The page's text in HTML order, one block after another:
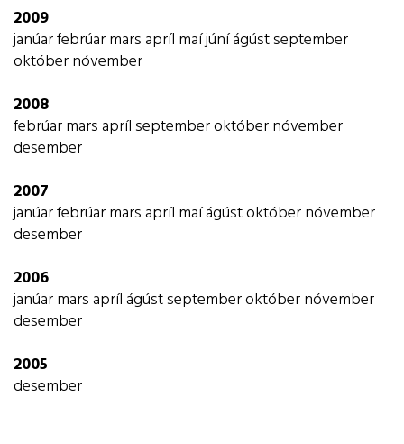
2009
janúarfebrúarmarsapríl maíjúníágústseptember
októbernóvember
2008
febrúarmarsaprílseptemberoktóbernóvember
desember
2007
janúarfebrúarmarsapríl maíágústoktóbernóvember
desember
2006
janúarmarsaprílágústseptemberoktóbernóvember
desember
2005
desember